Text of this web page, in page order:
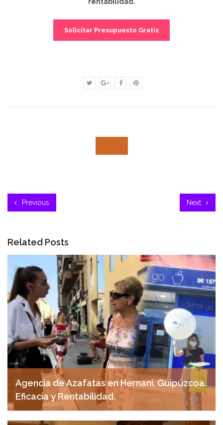
Solicitar Presupuesto Gratis
‹ ›
Previous Next
Related Posts
Agencia de Azafatas en Hernani, Guipúzcoa.
Eficacia y Rentabilidad.
abril 29, 2025